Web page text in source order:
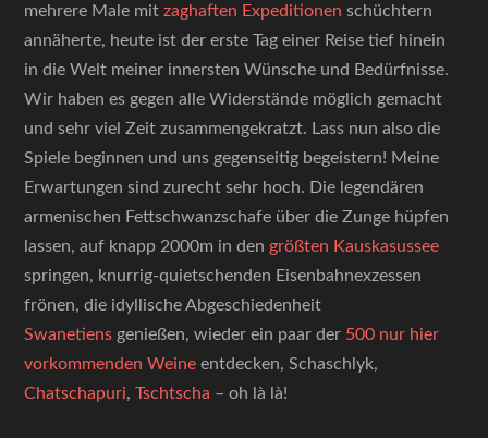
mehrere Male mitzaghaften Expeditionen schüchtern
annäherte, heute ist der erste Tag einer Reise tief hinein
in die Welt meiner innersten Wünsche und Bedürfnisse.
Wir haben es gegen alle Widerstände möglich gemacht
und sehr viel Zeit zusammengekratzt. Lass nun also die
Spiele beginnen und uns gegenseitig begeistern! Meine
Erwartungen sind zurecht sehr hoch. Die legendären
armenischen Fettschwanzschafe über die Zunge hüpfen
lassen, auf knapp 2000m in den größten Kauskasussee
springen, knurrig-quietschenden Eisenbahnexzessen
frönen, die idyllische Abgeschiedenheit
Swanetiens genießen, wieder ein paar der 500 nur hier
vorkommenden Weine entdecken, Schaschlyk,
Chatschapuri,Tschtscha – oh là là!